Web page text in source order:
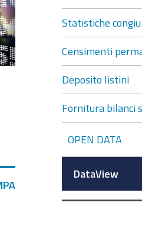
Statistiche
Censimenti
Deposito listini
Fornitura bilanci
OPEN DATA
DataView